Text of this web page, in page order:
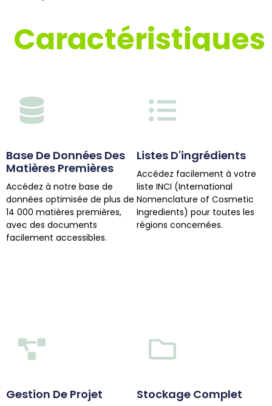
Caractéristiques
Base De Données Des
Matières Premières
Accédez à notre base de
données optimisée de plus de
14 000 matières premières,
avec des documents
facilement accessibles.
Listes D'ingrédients
Accédez facilement à votre
liste INCI (International
Nomenclature of Cosmetic
Ingredients) pour toutes les
régions concernées.
Gestion De Projet Stockage Complet